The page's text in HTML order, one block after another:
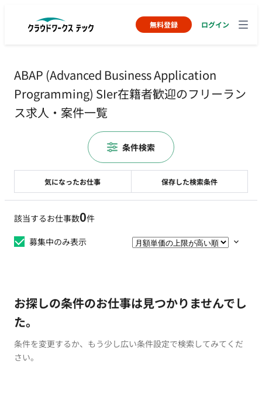
無料登録 ログイン
ABAP (Advanced Business Application
Programming) SIer在籍者歓迎のフリーラン
ス求人・案件一覧
該当するお仕事数0件
募集中のみ表示
お探しの条件のお仕事は見つかりませんでし
た。
条件を変更するか、もう少し広い条件設定で検索してみてくだ
さい。
気になったお仕事 保存した検索条件
条件検索